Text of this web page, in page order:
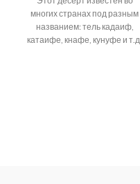
многих странах под разным
названием: тель кадаиф,
катаифе, кнафе, кунуфе и т.д.